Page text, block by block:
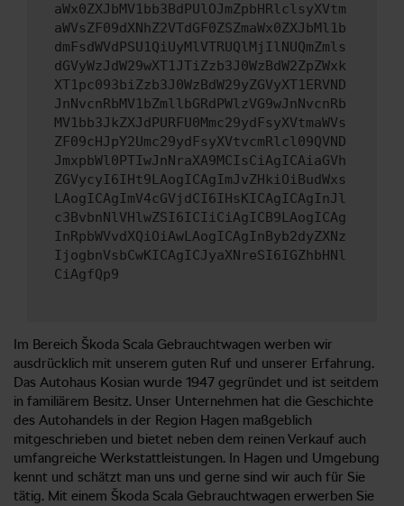
aWx0ZXJbMV1bb3BdPUlOJmZpbHRlclsyXVtm
aWVsZF09dXNhZ2VTdGF0ZSZmaWx0ZXJbMl1b
dmFsdWVdPSU1QiUyMlVTRUQlMjIlNUQmZmls
dGVyWzJdW29wXT1JTiZzb3J0WzBdW2ZpZWxk
XT1pc093biZzb3J0WzBdW29yZGVyXT1ERVND
JnNvcnRbMV1bZmllbGRdPWlzVG9wJnNvcnRb
MV1bb3JkZXJdPURFU0Mmc29ydFsyXVtmaWVs
ZF09cHJpY2Umc29ydFsyXVtvcmRlcl09QVND
JmxpbWl0PTIwJnNraXA9MCIsCiAgICAiaGVh
ZGVycyI6IHt9LAogICAgImJvZHkiOiBudWxs
LAogICAgImV4cGVjdCI6IHsKICAgICAgInJl
c3BvbnNlVHlwZSI6ICIiCiAgICB9LAogICAg
InRpbWVvdXQiOiAwLAogICAgInByb2dyZXNz
IjogbnVsbCwKICAgICJyaXNreSI6IGZhbHNl
CiAgfQp9
Im Bereich Škoda Scala Gebrauchtwagen werben wir
ausdrücklich mit unserem guten Ruf und unserer Erfahrung.
Das Autohaus Kosian wurde 1947 gegründet und ist seitdem
in familiärem Besitz. Unser Unternehmen hat die Geschichte
des Autohandels in der Region Hagen maßgeblich
mitgeschrieben und bietet neben dem reinen Verkauf auch
umfangreiche Werkstattleistungen. In Hagen und Umgebung
kennt und schätzt man uns und gerne sind wir auch für Sie
tätig. Mit einem Škoda Scala Gebrauchtwagen erwerben Sie